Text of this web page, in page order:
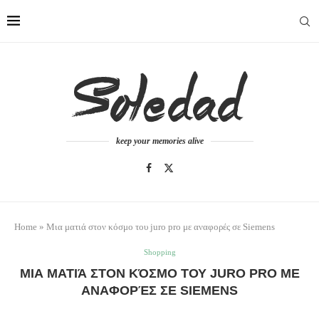
keep your memories alive
Home » Μια ματιά στον κόσμο του juro pro με αναφορές σε Siemens
Shopping
ΜΙΑ ΜΑΤΙΆ ΣΤΟΝ ΚΌΣΜΟ ΤΟΥ JURO PRO ΜΕ
ΑΝΑΦΟΡΈΣ ΣΕ SIEMENS